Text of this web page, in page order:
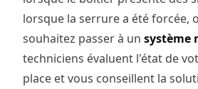
lorsque la serrure a été forcée,
souhaitez passer à un système
techniciens évaluent l'état de
place et vous conseillent la